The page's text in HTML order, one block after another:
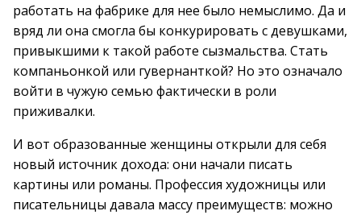
работать на фабрике для нее было немыслимо. Да и
вряд ли она смогла бы конкурировать с девушками,
привыкшими к такой работе сызмальства. Стать
компаньонкой или гувернанткой? Но это означало
войти в чужую семью фактически в роли
приживалки.
И вот образованные женщины открыли для себя
новый источник дохода: они начали писать
картины или романы. Профессия художницы или
писательницы давала массу преимуществ: можно